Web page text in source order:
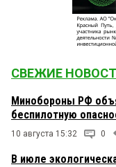
СВЕЖИЕ
Минобороны РФ
беспилотную
10 августа 15:32 0
В июле